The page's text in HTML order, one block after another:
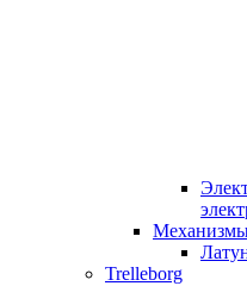
Механизмы
Trelleborg